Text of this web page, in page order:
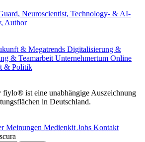
Neuroscientist, Technology- & AI-
Author
& Megatrends Digitalisierung &
& Teamarbeit Unternehmertum Online
& Politik
ist eine unabhängige Auszeichnung
in Deutschland.
Meinungen Medienkit Jobs Kontakt